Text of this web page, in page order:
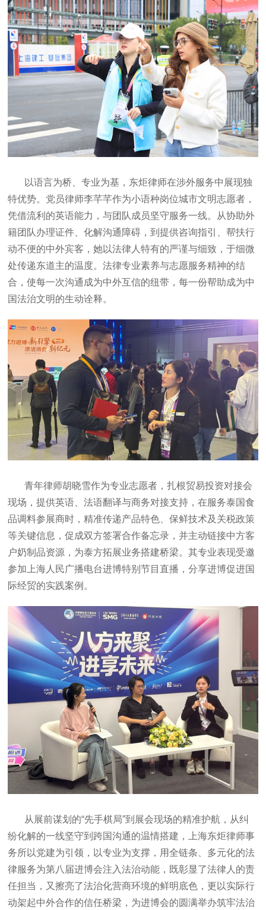
以语言为桥、专业为基，东炬律师在涉外服务中展现独
特优势。党员律师李芊芊作为小语种岗位城市文明志愿者，
凭借流利的英语能力，与团队成员坚守服务一线。从协助外
籍团队办理证件、化解沟通障碍，到提供咨询指引、帮扶行
动不便的中外宾客，她以法律人特有的严谨与细致，于细微
处传递东道主的温度。法律专业素养与志愿服务精神的结
合，使每一次沟通成为中外互信的纽带，每一份帮助成为中
国法治文明的生动诠释。
青年律师胡晓雪作为专业志愿者，扎根贸易投资对接会
现场，提供英语、法语翻译与商务对接支持，在服务泰国食
品调料参展商时，精准传递产品特色、保鲜技术及关税政策
等关键信息，促成双方签署合作备忘录，并主动链接中方客
户奶制品资源，为泰方拓展业务搭建桥梁。其专业表现受邀
参加上海人民广播电台进博特别节目直播，分享进博促进国
际经贸的实践案例。
从展前谋划的“先手棋局”到展会现场的精准护航，从纠
纷化解的一线坚守到跨国沟通的温情搭建，上海东炬律师事
务所以党建为引领，以专业为支撑，用全链条、多元化的法
律服务为第八届进博会注入法治动能，既彰显了法律人的责
任担当，又擦亮了法治化营商环境的鲜明底色，更以实际行
动架起中外合作的信任桥梁，为进博会的圆满举办筑牢法治